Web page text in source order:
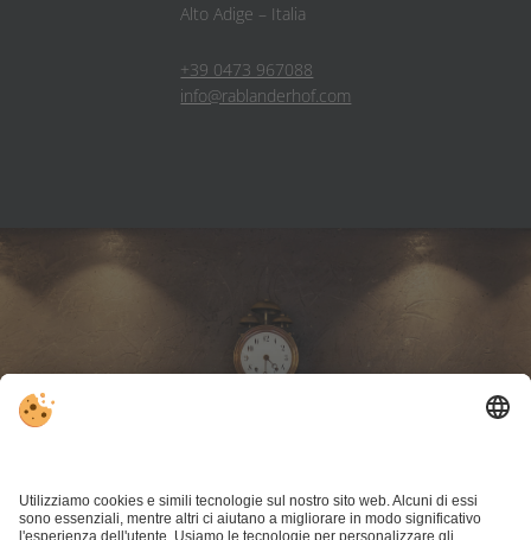
Alto Adige – Italia
+39 0473 967088
info@rablanderhof.com